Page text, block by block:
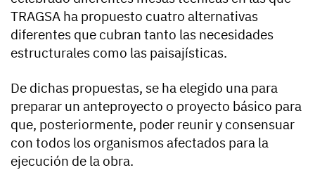
TRAGSA ha propuesto cuatro alternativas
diferentes que cubran tanto las necesidades
estructurales como las paisajísticas.
De dichas propuestas, se ha elegido una para
preparar un anteproyecto o proyecto básico para
que, posteriormente, poder reunir y consensuar
con todos los organismos afectados para la
ejecución de la obra.